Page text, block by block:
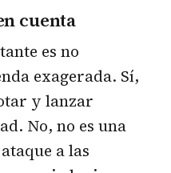
cuenta
es no
exagerada. Sí,
y lanzar
No, no es una
a las